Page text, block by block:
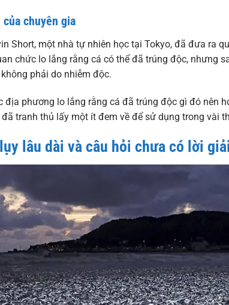
chuyên gia
Short, một nhà tự nhiên học tại Tokyo, đã đưa ra
chức lo lắng rằng cá có thể đã trúng độc, nhưng
không phải do nhiễm độc.
địa phương lo lắng rằng cá đã trúng độc gì đó nên
tranh thủ lấy một ít đem về để sử dụng trong vài
lâu dài và câu hỏi chưa có lời